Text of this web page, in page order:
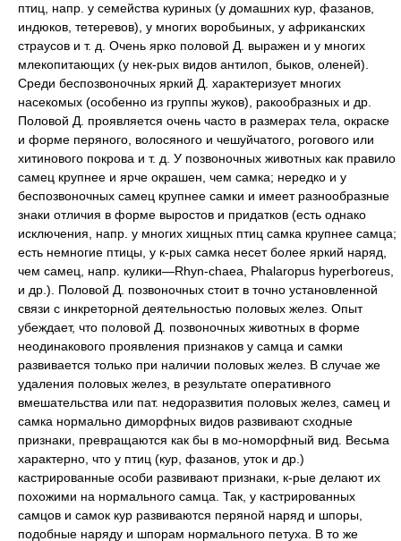
птиц, напр. у семейства куриных (у домашних кур, фазанов,
индюков, тетеревов), у многих воробьиных, у африканских
страусов и т. д. Очень ярко половой Д. выражен и у многих
млекопитающих (у нек-рых видов антилоп, быков, оленей).
Среди беспозвоночных яркий Д. характеризует многих
насекомых (особенно из группы жуков), ракообразных и др.
Половой Д. проявляется очень часто в размерах тела, окраске
и форме перяного, волосяного и чешуйчатого, рогового или
хитинового покрова и т. д. У позвоночных животных как правило
самец крупнее и ярче окрашен, чем самка; нередко и у
беспозвоночных самец крупнее самки и имеет разнообразные
знаки отличия в форме выростов и придатков (есть однако
исключения, напр. у многих хищных птиц самка крупнее самца;
есть немногие птицы, у к-рых самка несет более яркий наряд,
чем самец, напр. кулики—Rhyn-chaea, Phalaropus hyperboreus,
и др.). Половой Д. позвоночных стоит в точно установленной
связи с инкреторной деятельностью половых желез. Опыт
убеждает, что половой Д. позвоночных животных в форме
неодинакового проявления признаков у самца и самки
развивается только при наличии половых желез. В случае же
удаления половых желез, в результате оперативного
вмешательства или пат. недоразвития половых желез, самец и
самка нормально диморфных видов развивают сходные
признаки, превращаются как бы в мо-номорфный вид. Весьма
характерно, что у птиц (кур, фазанов, уток и др.)
кастрированные особи развивают признаки, к-рые делают их
похожими на нормального самца. Так, у кастрированных
самцов и самок кур развиваются перяной наряд и шпоры,
подобные наряду и шпорам нормального петуха. В то же